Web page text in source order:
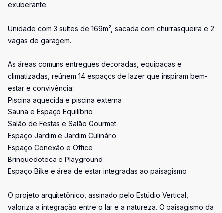
exuberante.
Unidade com 3 suítes de 169m², sacada com churrasqueira e 2
vagas de garagem.
As áreas comuns entregues decoradas, equipadas e
climatizadas, reúnem 14 espaços de lazer que inspiram bem-
estar e convivência:
Piscina aquecida e piscina externa
Sauna e Espaço Equilíbrio
Salão de Festas e Salão Gourmet
Espaço Jardim e Jardim Culinário
Espaço Conexão e Office
Brinquedoteca e Playground
Espaço Bike e área de estar integradas ao paisagismo
O projeto arquitetônico, assinado pelo Estúdio Vertical,
valoriza a integração entre o lar e a natureza. O paisagismo da